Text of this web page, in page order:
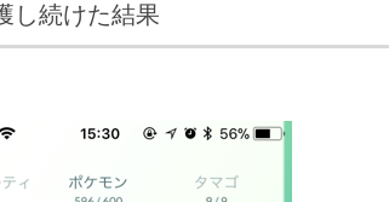
し続けた結果